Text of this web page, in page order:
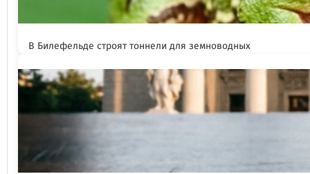
В Билефельде строят тоннели для земноводных